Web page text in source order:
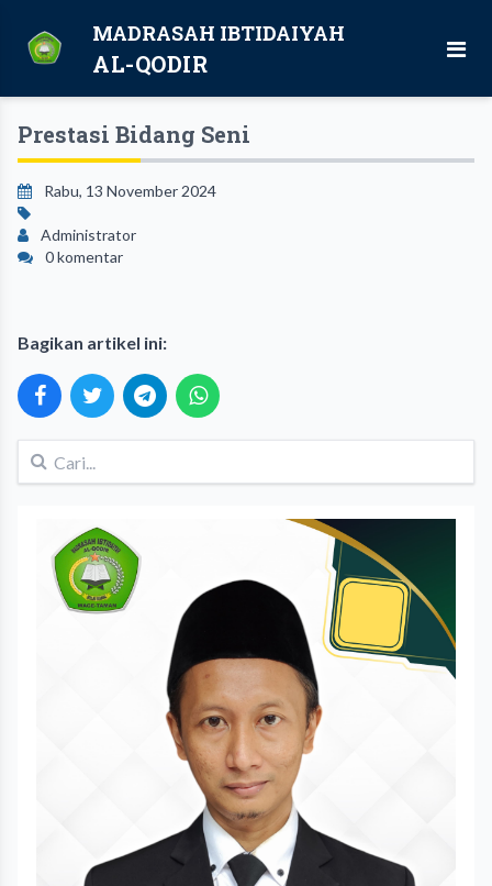
MADRASAH IBTIDAIYAH
AL-QODIR
Prestasi Bidang Seni
Rabu, 13 November 2024
Administrator
0 komentar
Bagikan artikel ini: